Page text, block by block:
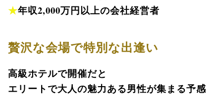
★年収2,000万円以上の会社経営者
贅沢な会場で特別な出逢い
高級ホテルで開催だと
エリートで大人の魅力ある男性が集まる予感